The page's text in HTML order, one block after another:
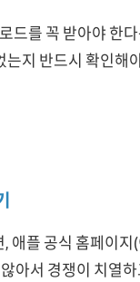
드를 꼭 받아야 한
지 반드시 확인해
애플 공식 홈페이
아서 경쟁이 치열